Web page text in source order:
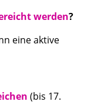
werden?
eine aktive
(bis 17.